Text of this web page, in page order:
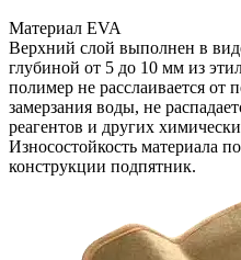
Материал EVA
Верхний слой выполнен в
глубиной от 5 до 10 мм из
полимер не расслаивается от
замерзания воды, не
реагентов и других
Износостойкость материала
конструкции подпятник.